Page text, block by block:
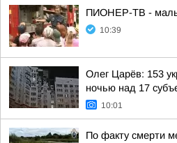
ПИОНЕР-ТВ -
10:39
Олег Царёв: 153
ночью над 17
10:01
По факту смерти